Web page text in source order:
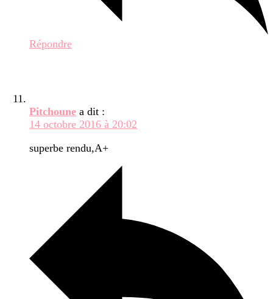
Répondre
Pitchoune a dit :
14 octobre 2016 à 20:02
superbe rendu,A+